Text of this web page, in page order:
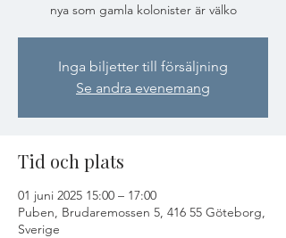
nya som gamla kolonister är välko
Inga biljetter till försäljning
Se andra evenemang
Tid och plats
01 juni 2025 15:00 – 17:00
Puben, Brudaremossen 5, 416 55 Göteborg,
Sverige